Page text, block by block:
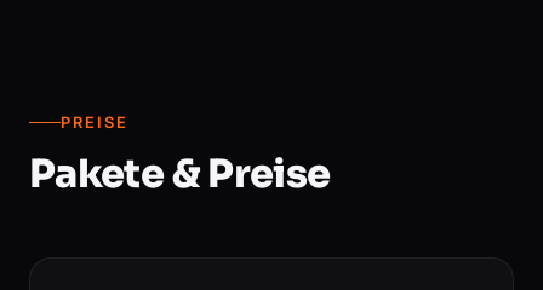
PREISE
Pakete & Preise